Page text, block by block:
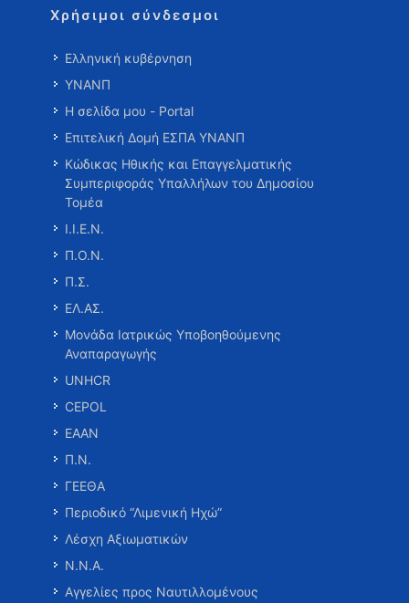
Χρήσιμοι σύνδεσμοι
Ελληνική κυβέρνηση
ΥΝΑΝΠ
Η σελίδα μου - Portal
Επιτελική Δομή ΕΣΠΑ ΥΝΑΝΠ
Κώδικας Ηθικής και Επαγγελματικής
Συμπεριφοράς Υπαλλήλων του Δημοσίου
Τομέα
Ι.Ι.Ε.Ν.
Π.Ο.Ν.
Π.Σ.
ΕΛ.ΑΣ.
Μονάδα Ιατρικώς Υποβοηθούμενης
Αναπαραγωγής
UNHCR
CEPOL
ΕΑΑΝ
Π.Ν.
ΓΕΕΘΑ
Περιοδικό “Λιμενική Ηχώ”
Λέσχη Αξιωματικών
Ν.Ν.Α.
Αγγελίες προς Ναυτιλλομένους